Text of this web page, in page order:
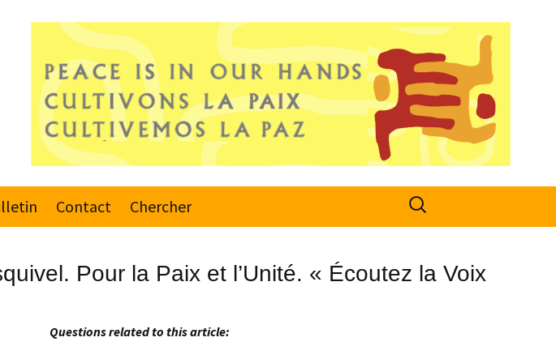
ou
Contact Chercher
Search
for:
Pour la Paix et l’Unité. « Écoutez la Voix
Questions related to this article: